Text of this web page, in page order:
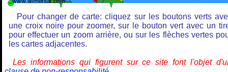
Pour changer de carte: cliquez sur les boutons verts
une croix noire pour zoomer, sur le bouton vert avec un
pour effectuer un zoom arrière, ou sur les flèches vertes
les cartes adjacentes.
Les informations qui figurent sur ce site font l'objet